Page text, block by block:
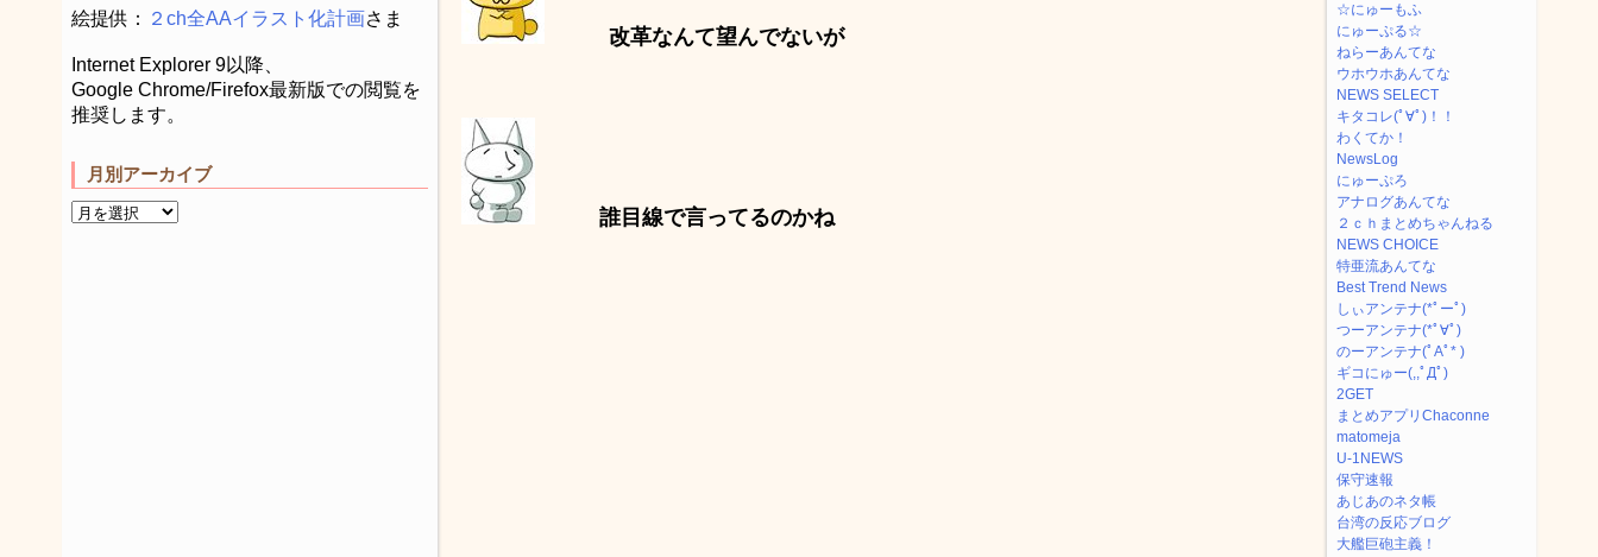
絵提供： ２ch全AAイラスト化計画さま
Internet Explorer 9以降、
Google Chrome/Firefox最新版での閲覧を
推奨します。
月別アーカイブ
改革なんて望んでないが
誰目線で言ってるのかね
☆にゅーもふ
にゅーぷる☆
ねらーあんてな
ウホウホあんてな
NEWS SELECT
キタコレ(ﾟ∀ﾟ)！！
わくてか！
NewsLog
にゅーぷろ
アナログあんてな
２ｃｈまとめちゃんねる
NEWS CHOICE
特亜流あんてな
Best Trend News
しぃアンテナ(*ﾟーﾟ)
つーアンテナ(*ﾟ∀ﾟ)
のーアンテナ(ﾟAﾟ* )
ギコにゅー(,,ﾟДﾟ)
2GET
まとめアプリChaconne
matomeja
U-1NEWS
保守速報
あじあのネタ帳
台湾の反応ブログ
大艦巨砲主義！